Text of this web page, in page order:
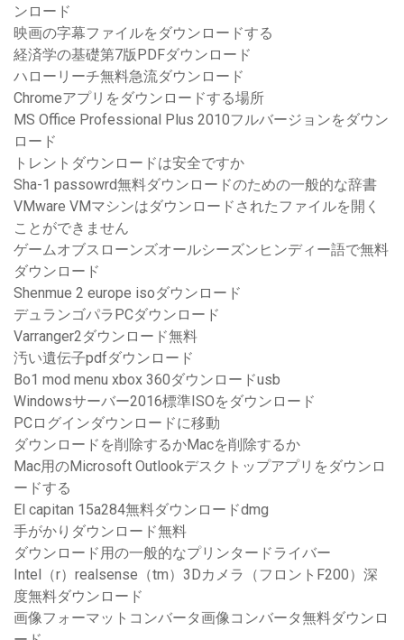
ンロード
映画の字幕ファイルをダウンロードする
経済学の基礎第7版PDFダウンロード
ハローリーチ無料急流ダウンロード
Chromeアプリをダウンロードする場所
MS Office Professional Plus 2010フルバージョンをダウン
ロード
トレントダウンロードは安全ですか
Sha-1 passowrd無料ダウンロードのための一般的な辞書
VMware VMマシンはダウンロードされたファイルを開く
ことができません
ゲームオブスローンズオールシーズンヒンディー語で無料
ダウンロード
Shenmue 2 europe isoダウンロード
デュランゴパラPCダウンロード
Varranger2ダウンロード無料
汚い遺伝子pdfダウンロード
Bo1 mod menu xbox 360ダウンロードusb
Windowsサーバー2016標準ISOをダウンロード
PCログインダウンロードに移動
ダウンロードを削除するかMacを削除するか
Mac用のMicrosoft Outlookデスクトップアプリをダウンロ
ードする
El capitan 15a284無料ダウンロードdmg
手がかりダウンロード無料
ダウンロード用の一般的なプリンタードライバー
Intel（r）realsense（tm）3Dカメラ（フロントF200）深
度無料ダウンロード
画像フォーマットコンバータ画像コンバータ無料ダウンロ